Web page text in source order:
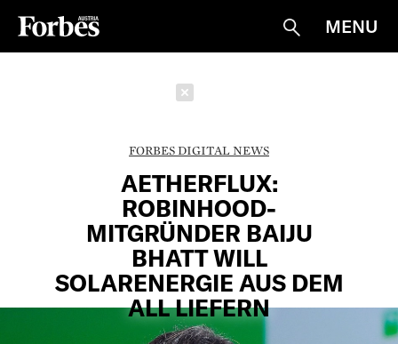
Suche
MENU
FORBES DIGITAL NEWS
AETHERFLUX:
ROBINHOOD-
MITGRÜNDER BAIJU
BHATT WILL
SOLARENERGIE AUS DEM
ALL LIEFERN